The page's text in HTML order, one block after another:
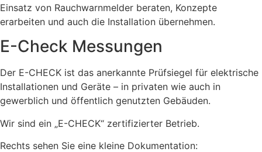
Einsatz von Rauchwarnmelder beraten, Konzepte
erarbeiten und auch die Installation übernehmen.
E-Check Messungen
Der E-CHECK ist das anerkannte Prüfsiegel für elektrische
Installationen und Geräte – in privaten wie auch in
gewerblich und öffentlich genutzten Gebäuden.
Wir sind ein „E-CHECK“ zertifizierter Betrieb.
Rechts sehen Sie eine kleine Dokumentation: